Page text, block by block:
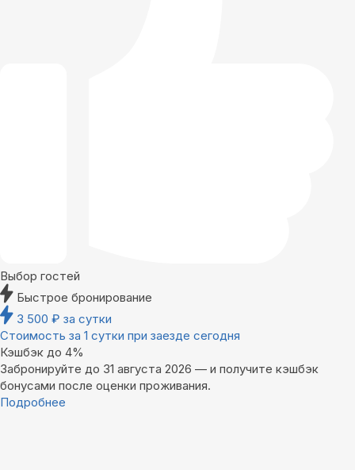
Выбор гостей
Быстрое бронирование
3 500 ₽ за сутки
Стоимость за 1 сутки при заезде сегодня
Кэшбэк до 4%
Забронируйте до 31 августа 2026 — и получите кэшбэк
бонусами после оценки проживания.
Подробнее